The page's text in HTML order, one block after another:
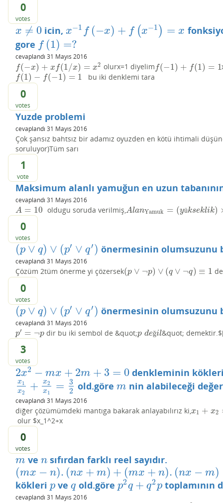
0
votes
x ≠ 0
x≠ 0 icin,x−1 f (−x) + f (x−1 ) = x
x−1f (− x )+f(x− 1)= x
gore f (1) =?
f(1)=?
cevaplandı 31 Mayıs 2016
f(−x) + x f(1/x) = x2
f(−x)+xf 1/ x)=x2 olurx=1 diyelim f(−1) + f(1) = 1
f(−1)+f( 1)= 1
f(1) − f(−1) = 1
f(1)−f −1 =1 bu iki denklemi tara
0
votes
Yuzde problemi
cevaplandı 31 Mayıs 2016
Çok şansız bahtsız bir adamız oyuzden en kötü ihtimali
soruluyor)Tüm sarı
1
vote
Maksimum alanlı yamuğun en uzun
cevaplandı 31 Mayıs 2016
A = 10
A= 10 oldugu soruda verilmiş, AlanYamuk = (yükseklik)
AlanYamuk= (yükseklik)×(orta t
0
votes
(p ∨ q) ∨ (p′ ∨ q′)
(p∨q ∨( p′∨ q′) önermesinin olumsuzunu
cevaplandı 31 Mayıs 2016
Çözüm 2tüm önerme yi çözersek(p ∨ ¬p) ∨ (q ∨ ¬q) ≡ 1
(p∨¬ p)∨(q ∨¬q) ≡1
0
votes
(p ∨ q) ∨ (p′ ∨ q′)
(p∨q ∨( p′∨ q′) önermesinin olumsuzunu
cevaplandı 31 Mayıs 2016
p′ = ¬p
p′ =¬p dir bu iki sembol de &quot;p değil
p değil &quot;
3
votes
2x2 − mx + 2m + 3 = 0
2x2− m x+2m+3=0 denkleminin
x1
x2
+ x2
x1
=
3
2
x1x 2+ x2x 1=3 2 old.görem
m nin alabileceği
cevaplandı 31 Mayıs 2016
diğer çözümümdeki mantıga bakarak anlayabılırız ki, x1 + x2
x1 +x2 =m /
olur $x_1^2+x
0
votes
m
m ven
n sıfırdan farklı reel sayıdır.
(mx − n). (nx + m) + (mx + n). (nx − m)
(mx− n).( nx+ m)+(mx +n). nx −m)=0
kökleri p
p veq
qold.göre p2q + q2p
p2q+q 2p toplamının
cevaplandı 31 Mayıs 2016